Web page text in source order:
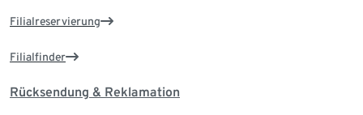
Filialreservierung
Filialfinder
Rücksendung & Reklamation